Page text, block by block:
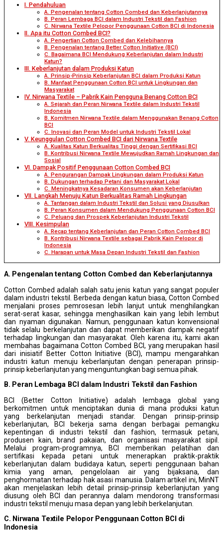
I. Pendahuluan
A. Pengenalan tentang Cotton Combed dan Keberlanjutannya
B. Peran Lembaga BCI dalam Industri Tekstil dan Fashion
C. Nirwana Textile Pelopor Penggunaan Cotton BCI di Indonesia
II. Apa itu Cotton Combed BCI?
A. Pengertian Cotton Combed dan Kelebihannya
B. Pengenalan tentang Better Cotton Initiative (BCI)
C. Bagaimana BCI Mendukung Keberlanjutan dalam Industri
Katun?
III. Keberlanjutan dalam Produksi Katun
A. Prinsip-Prinsip Keberlanjutan BCI dalam Produksi Katun
B. Manfaat Penggunaan Cotton BCI untuk Lingkungan dan
Masyarakat
IV. Nirwana Textile – Pabrik Kain Pengguna Benang Cotton BCI
A. Sejarah dan Peran Nirwana Textile dalam Industri Tekstil
Indonesia
B. Komitmen Nirwana Textile dalam Menggunakan Benang Cotton
BCI
C. Inovasi dan Peran Model untuk Industri Tekstil Lokal
V. Keunggulan Cotton Combed BCI dari Nirwana Textile
A. Kualitas Katun Berkualitas Tinggi dengan Sertifikasi BCI
B. Kontribusi Nirwana Textile Mewujudkan Ramah Lingkungan dan
Sosial
VI. Dampak Positif Penggunaan Cotton Combed BCI
A. Pengurangan Dampak Lingkungan dalam Produksi Katun
B. Dukungan terhadap Petani dan Masyarakat Lokal
C. Meningkatnya Kesadaran Konsumen akan Keberlanjutan
VII. Langkah Menuju Katun Berkualitas Ramah Lingkungan
A. Tantangan dalam Industri Tekstil dan Solusi yang Diusulkan
B. Peran Konsumen dalam Mendukung Penggunaan Cotton BCI
C. Peluang dan Prospek Keberlanjutan Industri Tekstil
VIII. Kesimpulan
A. Recap tentang Keberlanjutan dan Peran Cotton Combed BCI
B. Kontribusi Nirwana Textile sebagai Pabrik Kain Pelopor di
Indonesia
C. Harapan untuk Masa Depan Industri Tekstil dan Fashion
A. Pengenalan tentang Cotton Combed dan Keberlanjutannya
Cotton Combed adalah salah satu jenis katun yang sangat populer
dalam industri tekstil. Berbeda dengan katun biasa, Cotton Combed
menjalani proses pemrosesan lebih lanjut untuk menghilangkan
serat-serat kasar, sehingga menghasilkan kain yang lebih lembut
dan nyaman digunakan. Namun, penggunaan katun konvensional
tidak selalu berkelanjutan dan dapat memberikan dampak negatif
terhadap lingkungan dan masyarakat. Oleh karena itu, kami akan
membahas bagaimana Cotton Combed BCI, yang merupakan hasil
dari inisiatif Better Cotton Initiative (BCI), mampu mengarahkan
industri katun menuju keberlanjutan dengan penerapan prinsip-
prinsip keberlanjutan yang menguntungkan bagi semua pihak.
B. Peran Lembaga BCI dalam Industri Tekstil dan Fashion
BCI (Better Cotton Initiative) adalah lembaga global yang
berkomitmen untuk menciptakan dunia di mana produksi katun
yang berkelanjutan menjadi standar. Dengan prinsip-prinsip
keberlanjutan, BCI bekerja sama dengan berbagai pemangku
kepentingan di industri tekstil dan fashion, termasuk petani,
produsen kain, brand pakaian, dan organisasi masyarakat sipil.
Melalui program-programnya, BCI memberikan pelatihan dan
sertifikasi kepada petani untuk menerapkan praktik-praktik
keberlanjutan dalam budidaya katun, seperti penggunaan bahan
kimia yang aman, pengelolaan air yang bijaksana, dan
penghormatan terhadap hak asasi manusia. Dalam artikel ini, MinNT
akan menjelaskan lebih detail prinsip-prinsip keberlanjutan yang
diusung oleh BCI dan perannya dalam mendorong transformasi
industri tekstil menuju masa depan yang lebih berkelanjutan.
C. Nirwana Textile Pelopor Penggunaan Cotton BCI di
Indonesia